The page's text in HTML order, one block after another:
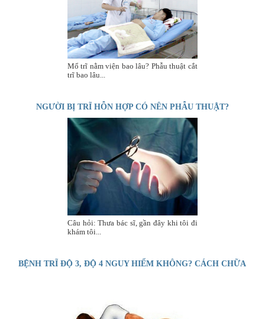
Mổ trĩ nằm viện bao lâu? Phẫu thuật cắt
trĩ bao lâu...
NGƯỜI BỊ TRĨ HỖN HỢP CÓ NÊN PHẪU THUẬT?
Câu hỏi: Thưa bác sĩ, gần đây khi tôi đi
khám tôi...
BỆNH TRĨ ĐỘ 3, ĐỘ 4 NGUY HIỂM KHÔNG? CÁCH CHỮA